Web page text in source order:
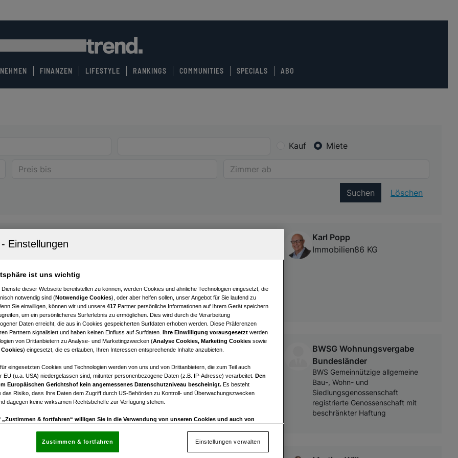
FINANZEN LIFESTYLE RANKINGS COMMUNITIES SPECIALS ABO
Kauf Miete
Suchen Löschen
im Seepark Vösendorf
Zimmer
Karl Popp
Immobilien86 KG
3
Zimmer
€ 1.295,02
Bruttomiete
BWSG Wohnungsvergabe
Bundesländer
BWS Gemeinnützige allgemeine
Bau-, Wohn- und
Siedlungsgenossenschaft
registrierte Genossenschaft mit
beschränkter Haftung
ist uns wichtig
Dienste dieser Webseite bereitstellen zu können, werden Cookies und ähnliche Technologien eingesetzt, die
notwendig sind (Notwendige Cookies), oder aber helfen sollen, unser Angebot für Sie laufend zu
Sie einwilligen, können wir und unsere 417 Partner persönliche Informationen auf Ihrem Gerät speichern
um ein persönlicheres Surferlebnis zu ermöglichen. Dies wird durch die Verarbeitung
Daten erreicht, die aus in Cookies gespeicherten Surfdaten erhoben werden. Diese Präferenzen
Partnern signalisiert und haben keinen Einfluss auf Surfdaten. Ihre Einwilligung vorausgesetzt werden
von Drittanbietern zu Analyse- und Marketingzwecken (Analyse Cookies, Marketing Cookies sowie
) eingesetzt, die es erlauben, Ihren Interessen entsprechende Inhalte anzubieten.
eingesetzten Cookies und Technologien werden von uns und von Drittanbietern, die zum Teil auch
EU (u.a. USA) niedergelassen sind, mitunter personenbezogene Daten (z.B. IP-Adresse) verarbeitet. Den
Europäischen Gerichtshof kein angemessenes Datenschutzniveau bescheinigt. Es besteht
das Risiko, dass Ihre Daten dem Zugriff durch US-Behörden zu Kontroll- und Überwachungszwecken
dagegen keine wirksamen Rechtsbehelfe zur Verfügung stehen.
„Zustimmen & fortfahren“ willigen Sie in die Verwendung von unseren Cookies und auch von
die sich auf jeder Seite unten im Footer befinden.
Einstellungen verwalten
Zustimmen & fortfahren